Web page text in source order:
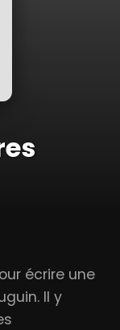
écrire une
Il y